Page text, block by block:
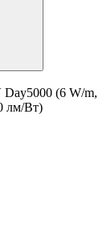
Day5000 (6 W/m,
лм/Вт)